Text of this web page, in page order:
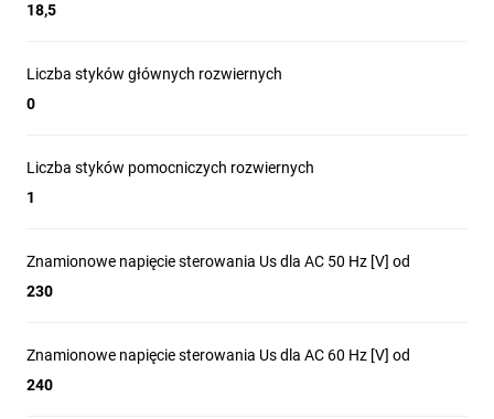
18,5
Liczba styków głównych rozwiernych
0
Liczba styków pomocniczych rozwiernych
1
Znamionowe napięcie sterowania Us dla AC 50 Hz [V] od
230
Znamionowe napięcie sterowania Us dla AC 60 Hz [V] od
240